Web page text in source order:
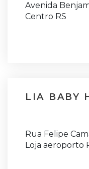
Avenida
Centro RS
LIA BABY
Rua Felipe
Loja aeroporto